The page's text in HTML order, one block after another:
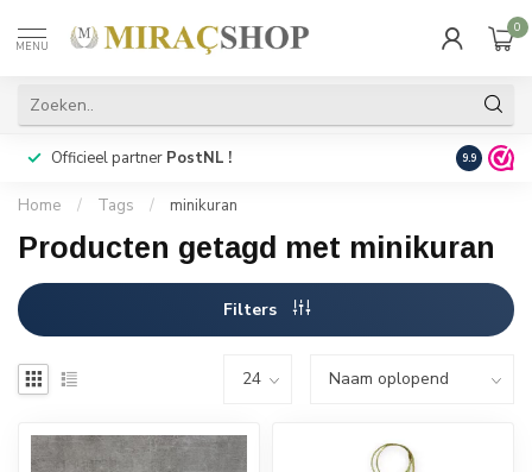
MENU
0
Officieel partner PostNL ! Snelle
9.9
Home / Tags / minikuran
Producten getagd met minikuran
Filters